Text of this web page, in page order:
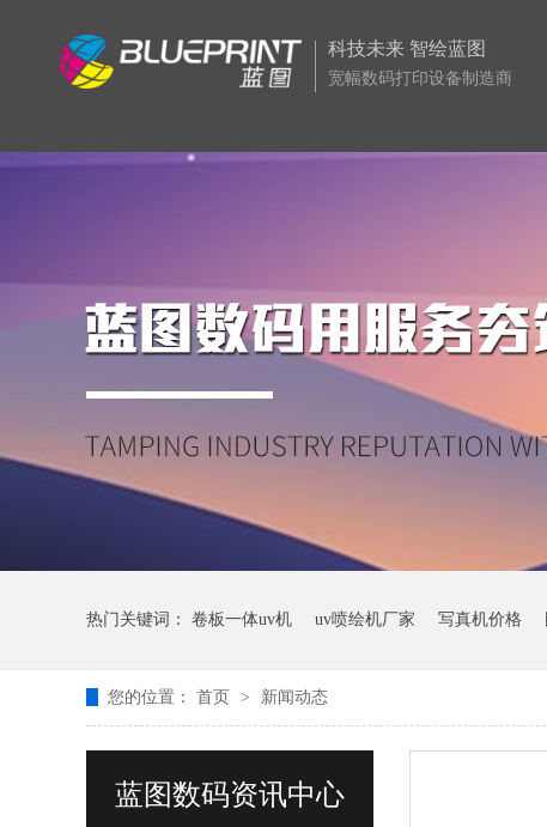
科技未来 智绘蓝图
宽幅数码打印设备制造商
热门关键词： 卷板一体uv机 uv喷绘机厂家 写真机价格
您的位置： 首页 > 新闻动态
蓝图数码资讯中心